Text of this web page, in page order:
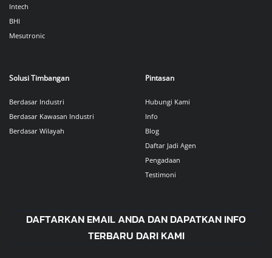
Intech
BHI
Mesutronic
Solusi Timbangan
Berdasar Industri
Berdasar Kawasan Industri
Berdasar Wilayah
Pintasan
Hubungi Kami
Info
Blog
Daftar Jadi Agen
Pengadaan
Testimoni
DAFTARKAN EMAIL ANDA DAN DAPATKAN INFO
TERBARU DARI KAMI